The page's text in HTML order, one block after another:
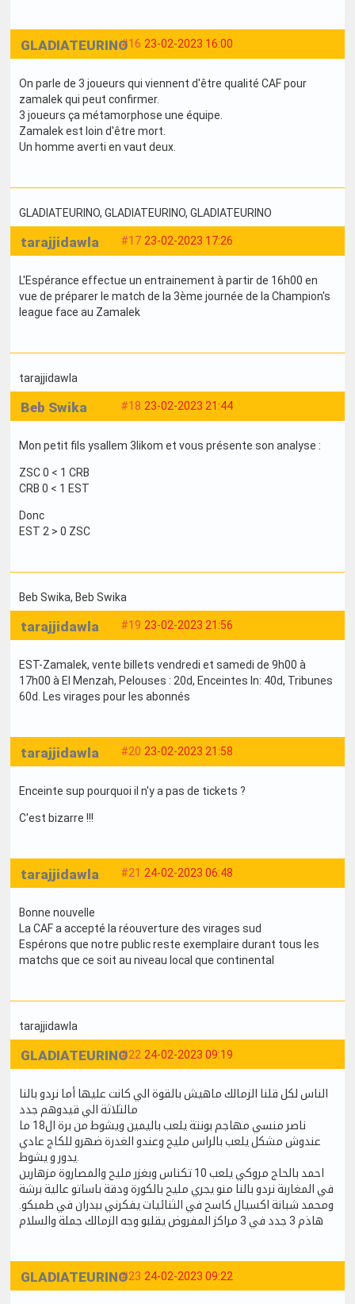
#16 23-02-2023 16:00
GLADIATEURINO
On parle de 3 joueurs qui viennent d'être qualité CAF pour
zamalek qui peut confirmer.
3 joueurs ça métamorphose une équipe.
Zamalek est loin d'être mort.
Un homme averti en vaut deux.
GLADIATEURINO, GLADIATEURINO, GLADIATEURINO
#17 23-02-2023 17:26
tarajjidawla
L'Espérance effectue un entrainement à partir de 16h00 en
vue de préparer le match de la 3ème journée de la Champion's
league face au Zamalek
tarajjidawla
#18 23-02-2023 21:44
Beb Swika
Mon petit fils ysallem 3likom et vous présente son analyse :
ZSC 0 < 1 CRB
CRB 0 < 1 EST
Donc
EST 2 > 0 ZSC
Beb Swika, Beb Swika
#19 23-02-2023 21:56
tarajjidawla
EST-Zamalek, vente billets vendredi et samedi de 9h00 à
17h00 à El Menzah, Pelouses : 20d, Enceintes In: 40d, Tribunes
60d. Les virages pour les abonnés
#20 23-02-2023 21:58
tarajjidawla
Enceinte sup pourquoi il n'y a pas de tickets ?
C'est bizarre !!!
#21 24-02-2023 06:48
tarajjidawla
Bonne nouvelle
La CAF a accepté la réouverture des virages sud
Espérons que notre public reste exemplaire durant tous les
matchs que ce soit au niveau local que continental
tarajjidawla
#22 24-02-2023 09:19
GLADIATEURINO
الناس لكل قلنا الزمالك ماهيش بالقوة الي كانت عليها أما نردو بالنا
مالثلاثة الي قيدوهم جدد
ناصر منسي مهاجم بونتة يلعب باليمين ويشوط من برة ال18 ما
عندوش مشكل يلعب بالراس مليح وعندو الغدرة ضهرو للكاج عادي
احمد بالحاج مروكي يلعب 10 تكناس وبغزر مليح والمصاروة مزهارين
في المغاربة نردو بالنا منو يجري مليح بالكورة ودقة باساتو عالية برشة
ومحمد شبانة اكسيال كاسح في الثنائيات يفكرني ببدران في طمبكو.
هاذم 3 جدد في 3 مراكز المفروض يقلبو وجه الزمالك جملة والسلام
#23 24-02-2023 09:22
GLADIATEURINO